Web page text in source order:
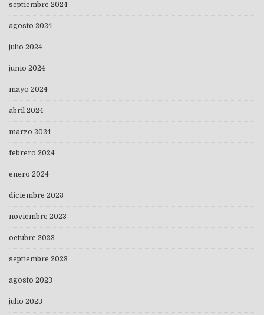
septiembre 2024
agosto 2024
julio 2024
junio 2024
mayo 2024
abril 2024
marzo 2024
febrero 2024
enero 2024
diciembre 2023
noviembre 2023
octubre 2023
septiembre 2023
agosto 2023
julio 2023